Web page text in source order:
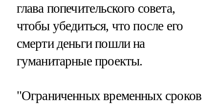
глава попечительского совета,
чтобы убедиться, что после его
смерти деньги пошли на
гуманитарные проекты.
"Ограниченных временных сроков